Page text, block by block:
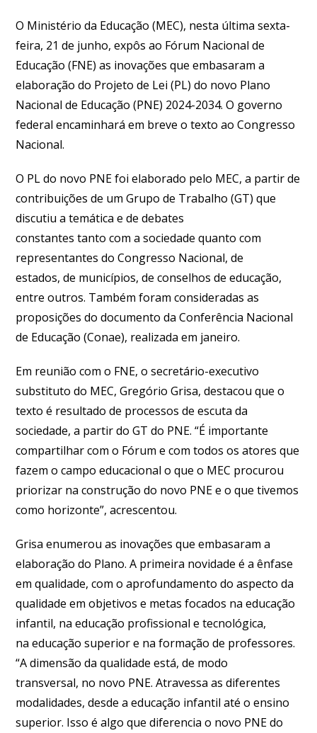
O Ministério da Educação (MEC), nesta última sexta-
feira, 21 de junho, expôs ao Fórum Nacional de
Educação (FNE) as inovações que embasaram a
elaboração do Projeto de Lei (PL) do novo Plano
Nacional de Educação (PNE) 2024-2034. O governo
federal encaminhará em breve o texto ao Congresso
Nacional.
O PL do novo PNE foi elaborado pelo MEC, a partir de
contribuições de um Grupo de Trabalho (GT) que
discutiu a temática e de debates
constantes tanto com a sociedade quanto com
representantes do Congresso Nacional, de
estados, de municípios, de conselhos de educação,
entre outros. Também foram consideradas as
proposições do documento da Conferência Nacional
de Educação (Conae), realizada em janeiro.
Em reunião com o FNE, o secretário-executivo
substituto do MEC, Gregório Grisa, destacou que o
texto é resultado de processos de escuta da
sociedade, a partir do GT do PNE. “É importante
compartilhar com o Fórum e com todos os atores que
fazem o campo educacional o que o MEC procurou
priorizar na construção do novo PNE e o que tivemos
como horizonte”, acrescentou.
Grisa enumerou as inovações que embasaram a
elaboração do Plano. A primeira novidade é a ênfase
em qualidade, com o aprofundamento do aspecto da
qualidade em objetivos e metas focados na educação
infantil, na educação profissional e tecnológica,
na educação superior e na formação de professores.
“A dimensão da qualidade está, de modo
transversal, no novo PNE. Atravessa as diferentes
modalidades, desde a educação infantil até o ensino
superior. Isso é algo que diferencia o novo PNE do